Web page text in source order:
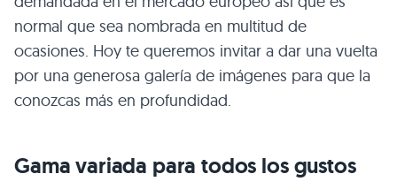
normal que sea nombrada en multitud de
ocasiones. Hoy te queremos invitar a dar una vuelta
por una generosa galería de imágenes para que la
conozcas más en profundidad.
Gama variada para todos los gustos